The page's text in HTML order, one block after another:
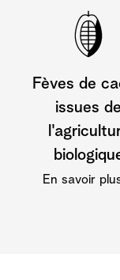
Fèves de
issues de
En savoir